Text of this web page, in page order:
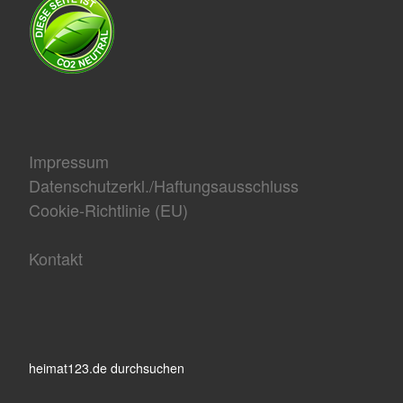
Impressum
Datenschutzerkl./Haftungsausschluss
Cookie-Richtlinie (EU)
Kontakt
heimat123.de durchsuchen